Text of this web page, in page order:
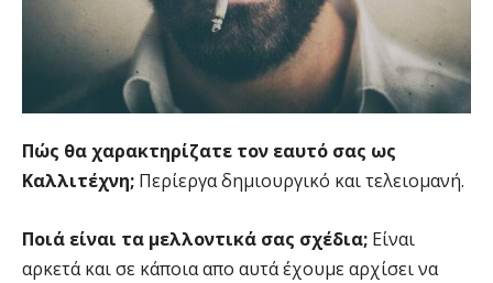
Πώς θα χαρακτηρίζατε τον εαυτό σας ως
Καλλιτέχνη; Περίεργα δημιουργικό και τελειομανή.
Ποιά είναι τα μελλοντικά σας σχέδια; Είναι
αρκετά και σε κάποια απο αυτά έχουμε αρχίσει να